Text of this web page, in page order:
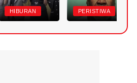
HIBURAN PERISTIWA